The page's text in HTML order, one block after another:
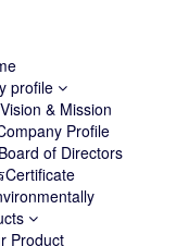
profile
Vision & Mission
Profile
Board of Directors
Certificate
Product